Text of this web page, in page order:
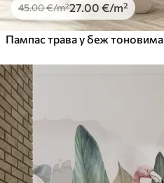
45.00€/m²27.00 €/m²
Пампас трава у беж тоновима